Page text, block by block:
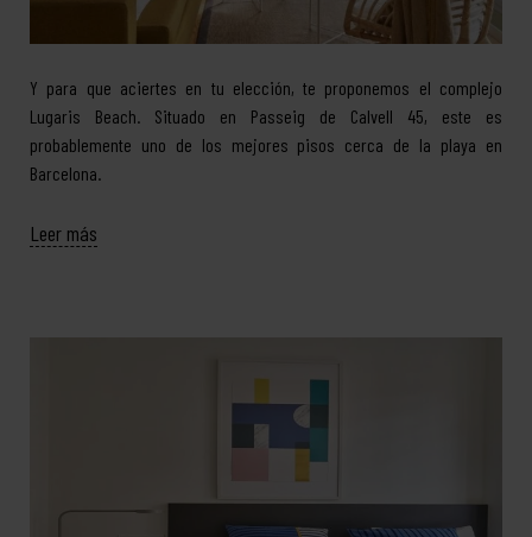
Y para que aciertes en tu elección, te proponemos el complejo
Lugaris Beach. Situado en Passeig de Calvell 45, este es
probablemente uno de los mejores pisos cerca de la playa en
Barcelona.
Leer más